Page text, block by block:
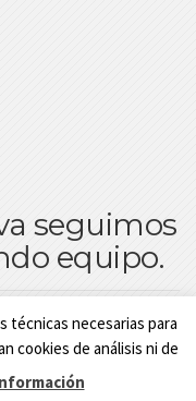
seguimos
equipo.
Política de cookies
técnicas necesarias para
cookies de análisis ni de